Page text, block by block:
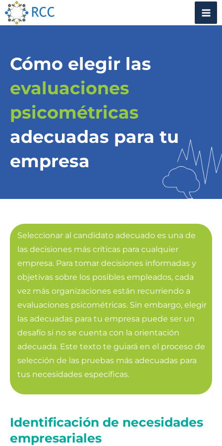
Skip
Cómo elegir las
evaluaciones
psicométricas
adecuadas para tu
empresa
Seleccionar al candidato adecuado es una de
las decisiones más críticas para cualquier
empresa. Para tomar decisiones informadas y
objetivas sobre los posibles empleados, cada
vez más organizaciones están recurriendo a
evaluaciones psicométricas. Sin embargo, elegir
las adecuadas para tu empresa puede ser un
desafío si no se cuenta con la orientación
adecuada. Este texto te guiará en el proceso de
selección de las pruebas más adecuadas para
tus necesidades específicas.
Identificación de necesidades
empresariales